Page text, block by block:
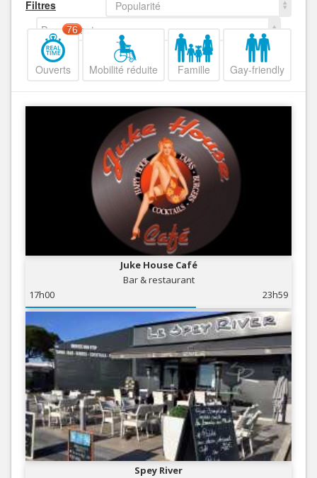
Filtres
Popularité
Decroissant
Ouverts
76
Mobilité réduite Famille Gay-friendly
Juke House Café
Bar & restaurant
17h00
23h59
Spey River